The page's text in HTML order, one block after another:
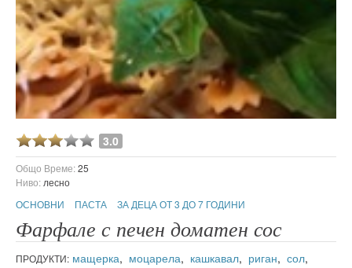
3.0
Общо Време:25
Ниво: лесно
ОСНОВНИ
ПАСТА ЗА ДЕЦА ОТ 3 ДО 7 ГОДИНИ
Фарфале с печен доматен сос
ПРОДУКТИ: мащерка, моцарела, кашкавал, риган, сол,